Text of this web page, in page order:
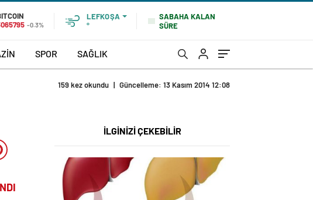
-0.3%
LEFKOŞA
°
SABAHA KALAN
SÜRE
SPOR SAĞLIK
159 kez okundu | Güncelleme: 13 Kasım 2014 12:08
İLGİNİZİ ÇEKEBİLİR